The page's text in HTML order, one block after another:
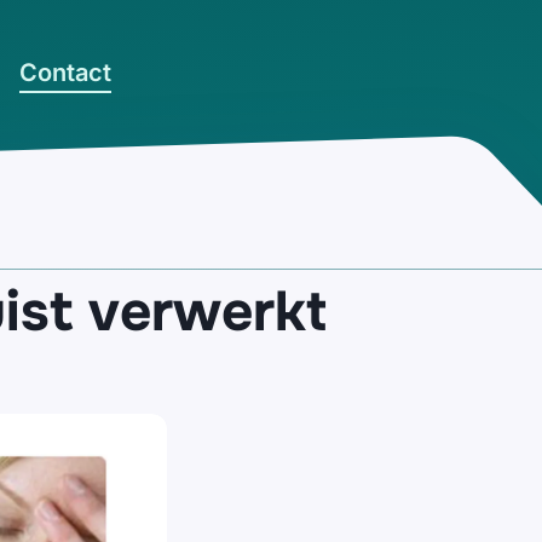
Contact
verwerkt